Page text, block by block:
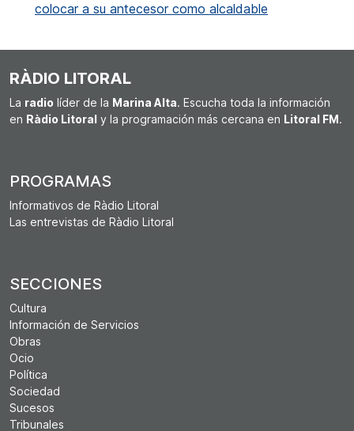
colocar a su antecesor como alcaldable
RÀDIO LITORAL
La radio líder de la Marina Alta. Escucha toda la información
en Ràdio Litoral y la programación más cercana en Litoral FM.
PROGRAMAS
Informativos de Ràdio Litoral
Las entrevistas de Ràdio Litoral
SECCIONES
Cultura
Información de Servicios
Obras
Ocio
Política
Sociedad
Sucesos
Tribunales